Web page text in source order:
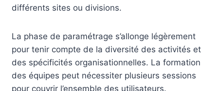
différents sites ou divisions.
La phase de paramétrage s’allonge légèrement
pour tenir compte de la diversité des activités et
des spécificités organisationnelles. La formation
des équipes peut nécessiter plusieurs sessions
pour couvrir l’ensemble des utilisateurs.